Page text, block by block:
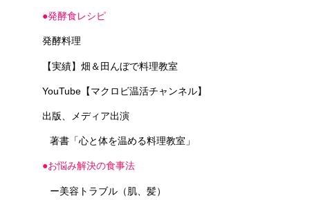
●発酵食レシピ
発酵料理
【実績】畑＆田んぼで料理教室
YouTube【マクロビ温活チャンネル】
出版、メディア出演
著書「心と体を温める料理教室」
●お悩み解決の食事法
ー美容トラブル（肌、髪）